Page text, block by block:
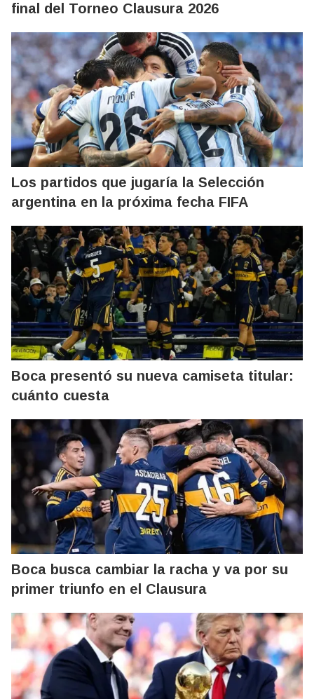
final del Torneo Clausura 2026
Los partidos que jugaría la Selección
argentina en la próxima fecha FIFA
Boca presentó su nueva camiseta titular:
cuánto cuesta
Boca busca cambiar la racha y va por su
primer triunfo en el Clausura